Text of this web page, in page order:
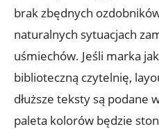
brak zbędnych
naturalnych sytuacjach
uśmiechów. Jeśli marka
biblioteczną czytelnię,
dłuższe teksty są podane
paleta kolorów będzie